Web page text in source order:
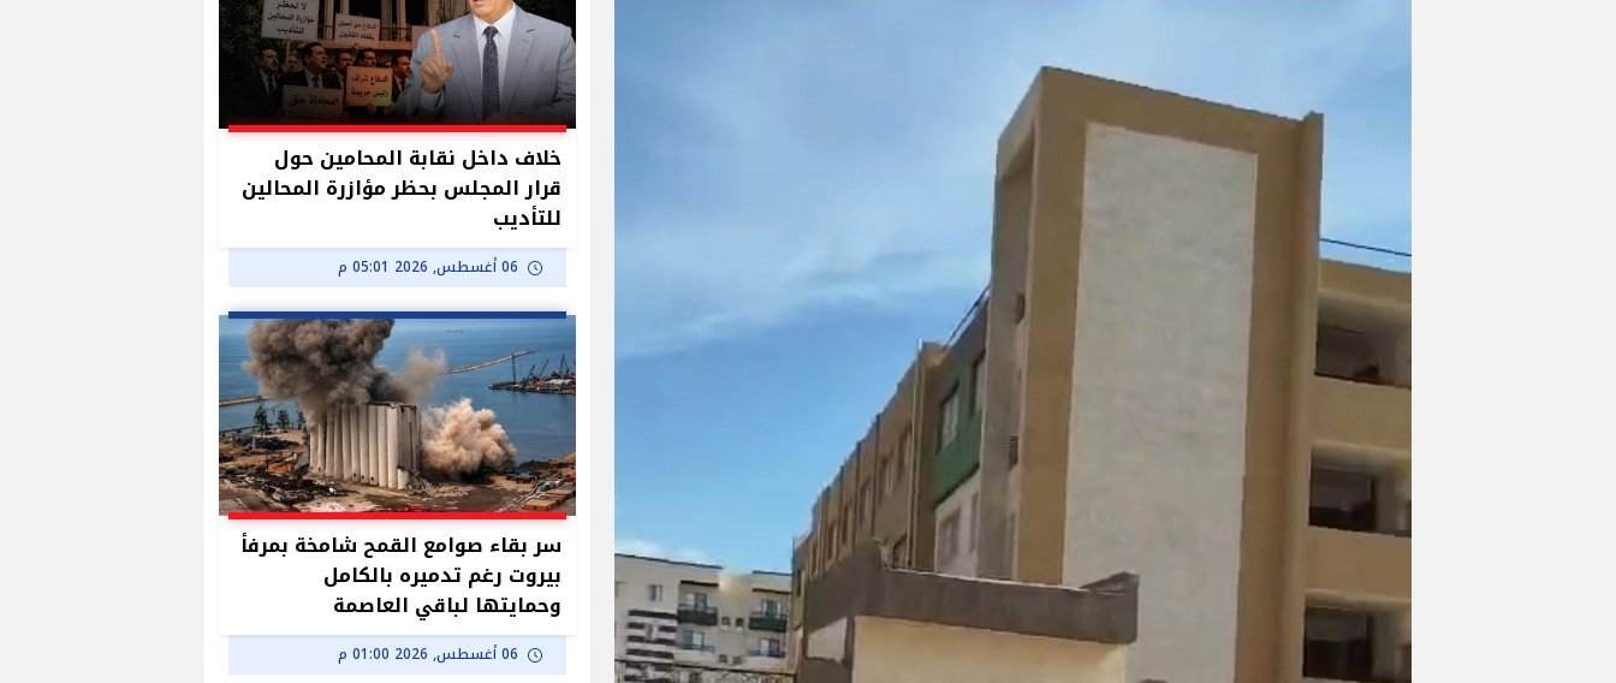
خلاف داخل نقابة المحامين حول
قرار المجلس بحظر مؤازرة المحالين
للتأديب
06 أغسطس, 2026 05:01 م
سر بقاء صوامع القمح شامخة بمرفأ
بيروت رغم تدميره بالكامل
وحمايتها لباقي العاصمة
06 أغسطس, 2026 01:00 م